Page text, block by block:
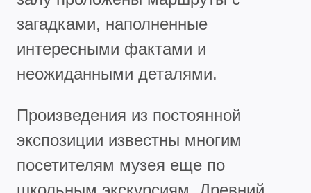
загадками, наполненные
интересными фактами и
неожиданными деталями.
Произведения из постоянной
экспозиции известны многим
посетителям музея еще по